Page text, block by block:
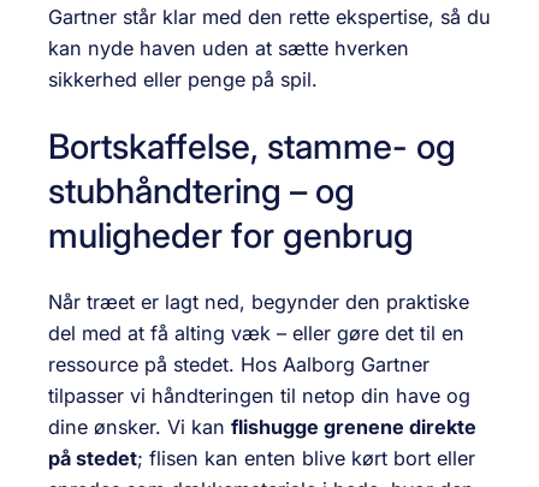
Gartner står klar med den rette ekspertise, så du
kan nyde haven uden at sætte hverken
sikkerhed eller penge på spil.
Bortskaffelse, stamme- og
stubhåndtering – og
muligheder for genbrug
Når træet er lagt ned, begynder den praktiske
del med at få alting væk – eller gøre det til en
ressource på stedet. Hos Aalborg Gartner
tilpasser vi håndteringen til netop din have og
dine ønsker. Vi kan flishugge grenene direkte
på stedet; flisen kan enten blive kørt bort eller